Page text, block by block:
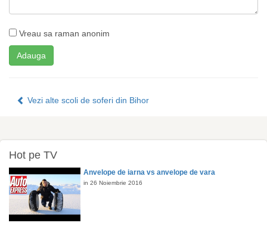
Vreau sa raman anonim
Vezi alte scoli de soferi din Bihor
Hot pe TV
Anvelope de iarna vs anvelope de vara
in 26 Noiembrie 2016